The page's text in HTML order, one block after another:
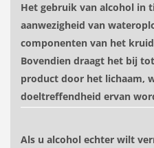
Het gebruik van alcohol in
aanwezigheid van
componenten van het
Bovendien draagt ​​het bij
product door het lichaam,
doeltreffendheid ervan
Als u alcohol echter wilt